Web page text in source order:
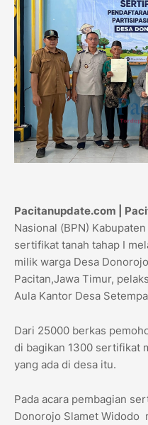
Pacitanupdate.com |
Nasional (BPN)
sertifikat tanah tahap I
milik warga Desa
Pacitan,Jawa Timur,
Aula Kantor Desa
Dari 25000 berkas
di bagikan 1300 sertifikat
yang ada di desa itu.
Pada acara pembagian
Donorojo Slamet Widodo